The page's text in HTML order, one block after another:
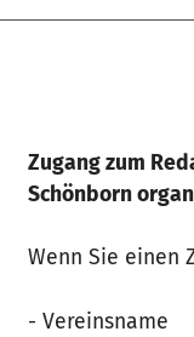
Zugang zum
Schönborn
Wenn Sie einen
- Vereinsname